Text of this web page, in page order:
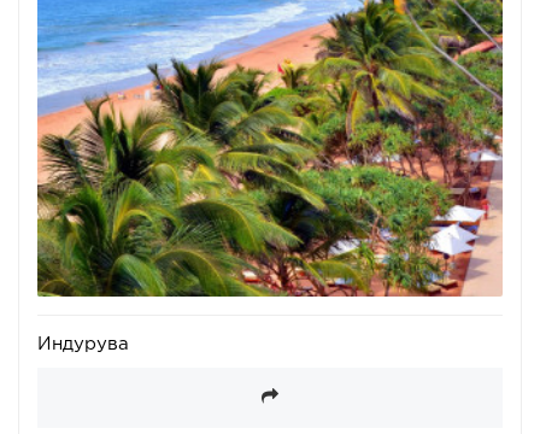
Индурува